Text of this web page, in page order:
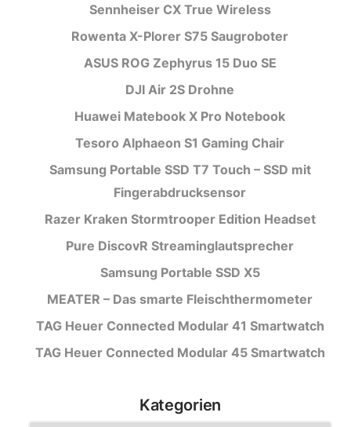
Sennheiser CX True Wireless
Rowenta X-Plorer S75 Saugroboter
ASUS ROG Zephyrus 15 Duo SE
DJI Air 2S Drohne
Huawei Matebook X Pro Notebook
Tesoro Alphaeon S1 Gaming Chair
Samsung Portable SSD T7 Touch – SSD mit
Fingerabdrucksensor
Razer Kraken Stormtrooper Edition Headset
Pure DiscovR Streaminglautsprecher
Samsung Portable SSD X5
MEATER – Das smarte Fleischthermometer
TAG Heuer Connected Modular 41 Smartwatch
TAG Heuer Connected Modular 45 Smartwatch
Kategorien